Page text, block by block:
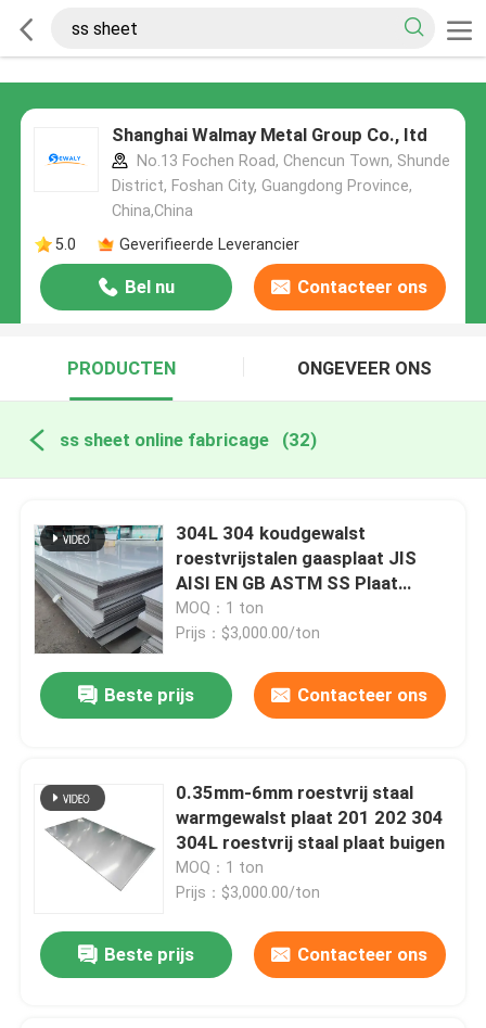
Shanghai Walmay Metal Group Co., Itd
No.13 Fochen Road, Chencun Town, Shunde
District, Foshan City, Guangdong Province,
China,China
5.0
Geverifieerde Leverancier
Bel nu Contacteer ons
PRODUCTEN ONGEVEER ONS
ss sheet online fabricage (32)
304L 304 koudgewalst
roestvrijstalen gaasplaat JIS
AISI EN GB ASTM SS Plaat
metaal
MOQ：1 ton
Prijs：$3,000.00/ton
Beste prijs Contacteer ons
0.35mm-6mm roestvrij staal
warmgewalst plaat 201 202 304
304L roestvrij staal plaat buigen
MOQ：1 ton
Prijs：$3,000.00/ton
Beste prijs Contacteer ons